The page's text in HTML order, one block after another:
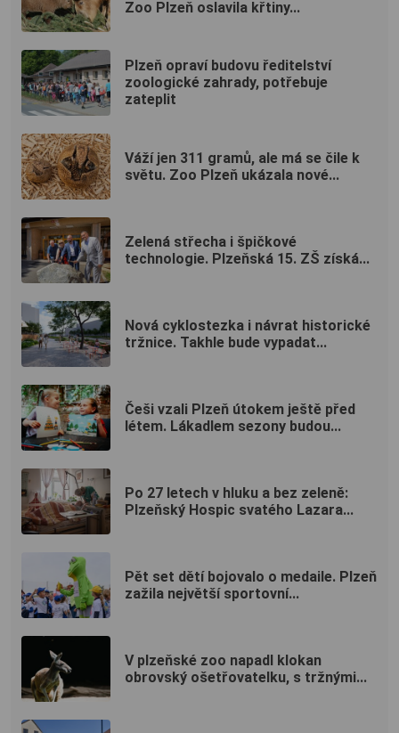
Zoo Plzeň oslavila křtiny...
Plzeň opraví budovu ředitelství
zoologické zahrady, potřebuje
zateplit
Váží jen 311 gramů, ale má se čile k
světu. Zoo Plzeň ukázala nové...
Zelená střecha i špičkové
technologie. Plzeňská 15. ZŠ získá...
Nová cyklostezka i návrat historické
tržnice. Takhle bude vypadat...
Češi vzali Plzeň útokem ještě před
létem. Lákadlem sezony budou...
Po 27 letech v hluku a bez zeleně:
Plzeňský Hospic svatého Lazara...
Pět set dětí bojovalo o medaile. Plzeň
zažila největší sportovní...
V plzeňské zoo napadl klokan
obrovský ošetřovatelku, s tržnými...